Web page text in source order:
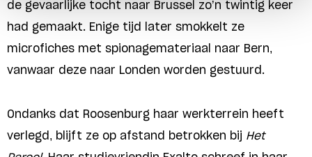
de gevaarlijke tocht naar Brussel zo’n twintig keer
had gemaakt. Enige tijd later smokkelt ze
microfiches met spionagemateriaal naar Bern,
vanwaar deze naar Londen worden gestuurd.
Ondanks dat Roosenburg haar werkterrein heeft
verlegd, blijft ze op afstand betrokken bij Het